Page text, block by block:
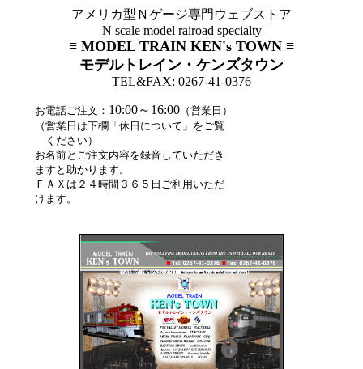
アメリカ型Ｎゲージ専門ウェブストア
N scale model rairoad specialty
≡ MODEL TRAIN KEN's TOWN ≡
モデルトレイン・ケンズタウン
TEL&FAX: 0267-41-0376
お電話ご注文： 10:00～16:00 （営業日）
（営業日は下欄「休日について」をご覧
ください）
お名前とご注文内容を録音していただき
ますと助かります。
ＦＡＸは２４時間３６５日ご利用いただ
けます。